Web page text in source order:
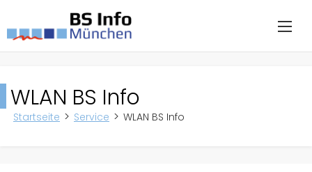
WLAN BS Info
Startseite Service WLAN BS Info